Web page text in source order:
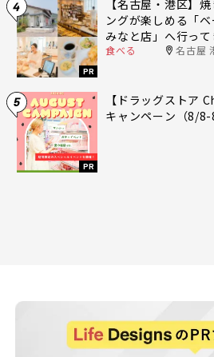
4
PR
【名古屋・港区】
ングが楽しめる「
みなと店」へ行って
食べる 名古屋
5
PR
【ドラッグストア
キャンペーン（8/8-